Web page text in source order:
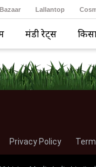
Lallantop
मंडी रेट्स
Privacy Policy